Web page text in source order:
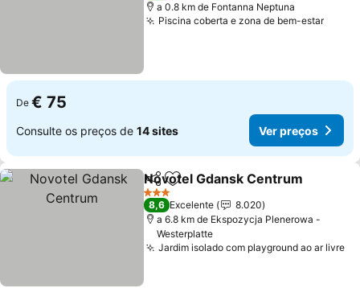
a 0.8 km de Fontanna Neptuna
Piscina coberta e zona de bem-estarVer
De € 75
Consulte os preços de 14 sites Ver preços
PartilharAdicionar aos favoritos
Novotel Gdansk Centrum
3 Estrelas
8,6 Excelente
8.020
a 6.8 km de Ekspozycja Plenerowa -
Westerplatte
Jardim isolado com playground ao ar livre